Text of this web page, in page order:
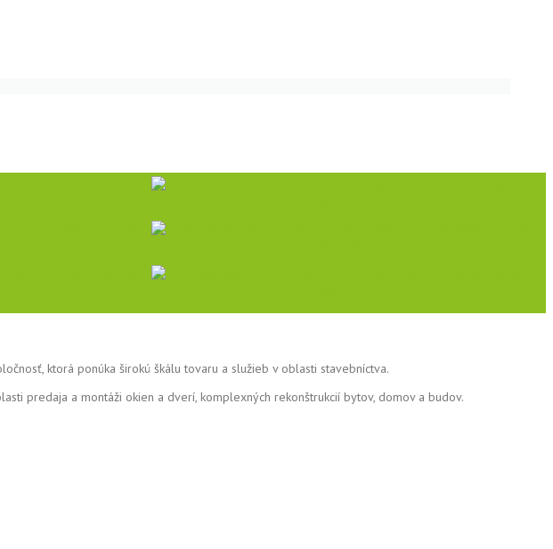
ktorá ponúka širokú škálu tovaru a služieb v oblasti stavebníctva.
predaja a montáži okien a dverí, komplexných rekonštrukcií bytov, domov a budov.